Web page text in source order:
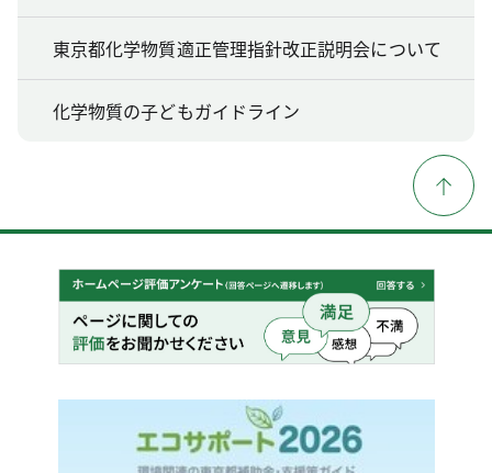
東京都化学物質適正管理指針改正説明会について
化学物質の子どもガイドライン